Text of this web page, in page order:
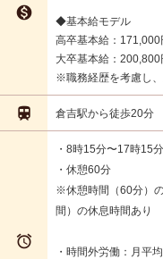

◆基本給モデル
高卒基本給：171,000
大卒基本給：200,800
※職務経歴を考慮し
 倉吉駅から徒歩20分

・8時15分〜17時15分
・休憩60分
※休憩時間（60分）
間）の休息時間あり
・時間外労働：月平